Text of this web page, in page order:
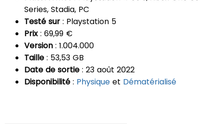
Series, Stadia, PC
Testé sur : Playstation 5
Prix: 69,99 €
Version : 1.004.000
Taille : 53,53 GB
Date de sortie : 23 août 2022
Disponibilité : Physique et Dématérialisé